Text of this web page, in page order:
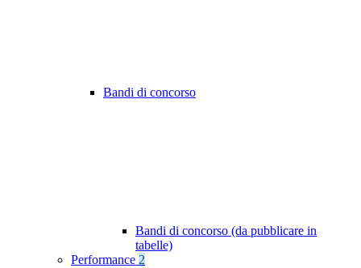
Bandi di concorso
Bandi di concorso (da pubblicare in
tabelle)
Performance 2